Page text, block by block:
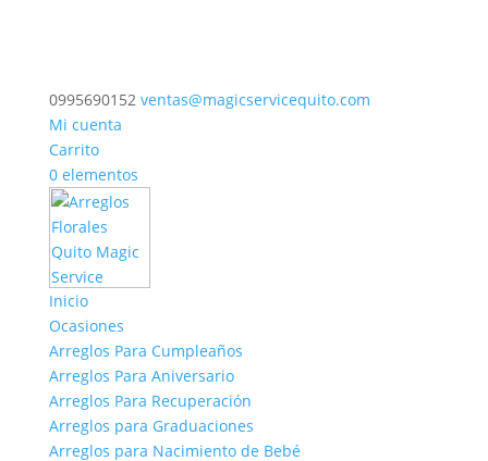
0995690152 ventas@magicservicequito.com
Mi cuenta
Carrito
0 elementos
Inicio
Ocasiones
Arreglos Para Cumpleaños
Arreglos Para Aniversario
Arreglos Para Recuperación
Arreglos para Graduaciones
Arreglos para Nacimiento de Bebé